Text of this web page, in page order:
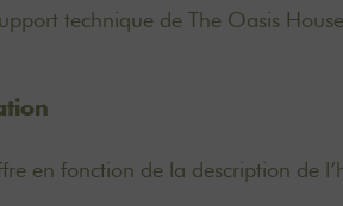
technique de The Oasis
en fonction de la description de